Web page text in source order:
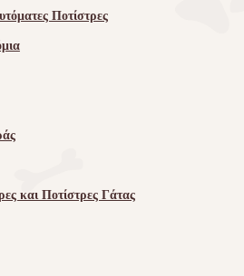
Ποτίστρες
και Ποτίστρες Γάτας